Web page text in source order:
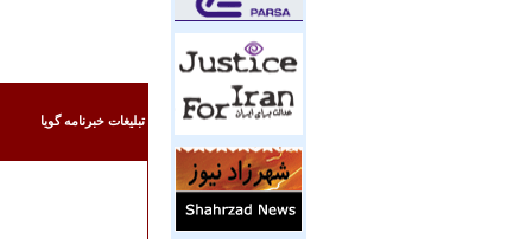
تبليغات خبرنامه گويا